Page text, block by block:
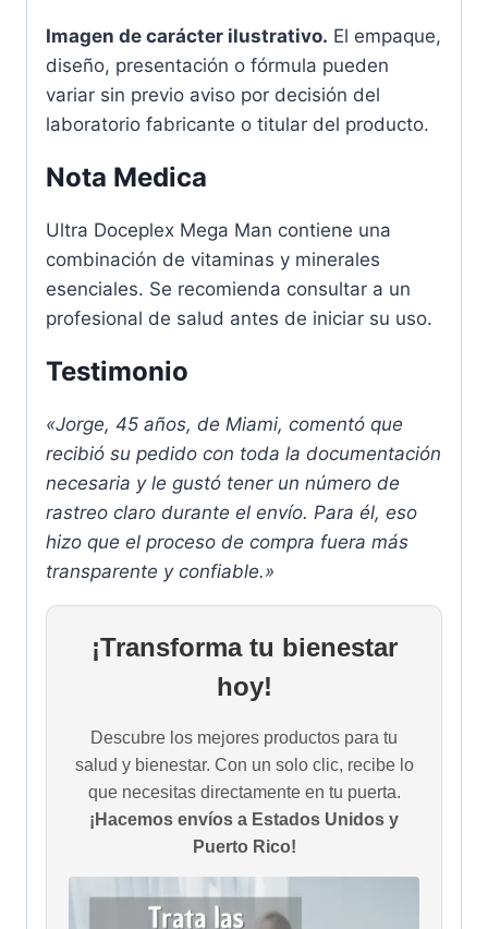
Imagen de carácter ilustrativo. El empaque,
diseño, presentación o fórmula pueden
variar sin previo aviso por decisión del
laboratorio fabricante o titular del producto.
Nota Medica
Ultra Doceplex Mega Man contiene una
combinación de vitaminas y minerales
esenciales. Se recomienda consultar a un
profesional de salud antes de iniciar su uso.
Testimonio
«Jorge, 45 años, de Miami, comentó que
recibió su pedido con toda la documentación
necesaria y le gustó tener un número de
rastreo claro durante el envío. Para él, eso
hizo que el proceso de compra fuera más
transparente y confiable.»
¡Transforma tu bienestar
hoy!
Descubre los mejores productos para tu
salud y bienestar. Con un solo clic, recibe lo
que necesitas directamente en tu puerta.
¡Hacemos envíos a Estados Unidos y
Puerto Rico!